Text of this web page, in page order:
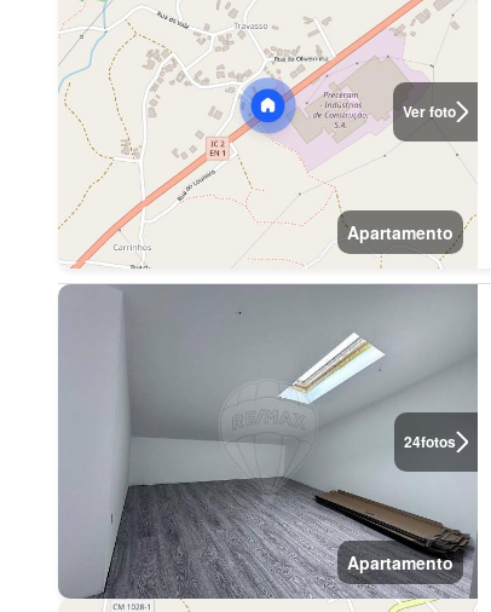
Ver foto
Apartamento
24fotos
Apartamento